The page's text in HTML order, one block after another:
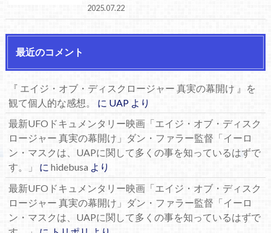
2025.07.22
最近のコメント
『 エイジ・オブ・ディスクロージャー 真実の幕開け 』を
観て個人的な感想。
に UAPより
最新UFOドキュメンタリー映画「エイジ・オブ・ディスク
ロージャー 真実の幕開け」ダン・ファラー監督「イーロ
ン・マスクは、UAPに関して多くの事を知っているはずで
す。」
に hidebusa より
最新UFOドキュメンタリー映画「エイジ・オブ・ディスク
ロージャー 真実の幕開け」ダン・ファラー監督「イーロ
ン・マスクは、UAPに関して多くの事を知っているはずで